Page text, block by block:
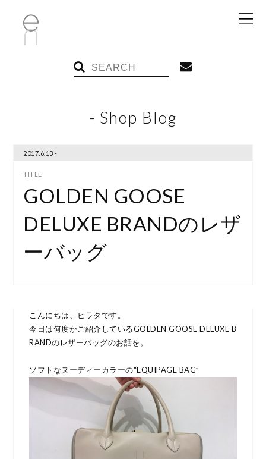
- Shop Blog
2017.6.13 -
GOLDEN GOOSE
DELUXE BRANDのレザ
ーバッグ
こんにちは、ヒラタです。
今日は何度かご紹介しているGOLDEN GOOSE DELUXE B
RANDのレザーバッグのお話を。
ソフトなヌーディーカラーの“EQUIPAGE BAG”